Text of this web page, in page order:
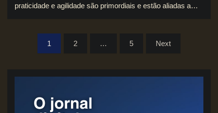
praticidade e agilidade são primordiais e estão aliadas a…
1 2 … 5 Next